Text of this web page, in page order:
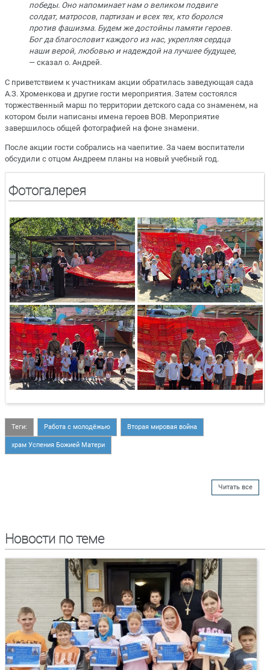
победы. Оно напоминает нам о великом подвиге
солдат, матросов, партизан и всех тех, кто боролся
против фашизма. Будем же достойны памяти героев.
Бог да благословит каждого из нас, укрепляя сердца
наши верой, любовью и надеждой на лучшее будущее,
— сказал о. Андрей.
С приветствием к участникам акции обратилась заведующая сада
А.З. Хроменкова и другие гости мероприятия. Затем состоялся
торжественный марш по территории детского сада со знаменем, на
котором были написаны имена героев ВОВ. Мероприятие
завершилось общей фотографией на фоне знамени.
После акции гости собрались на чаепитие. За чаем воспитатели
обсудили с отцом Андреем планы на новый учебный год.
Фотогалерея
Теги: Работа с молодёжью Вторая мировая война
храм Успения Божией Матери
Читать все
Новости по теме